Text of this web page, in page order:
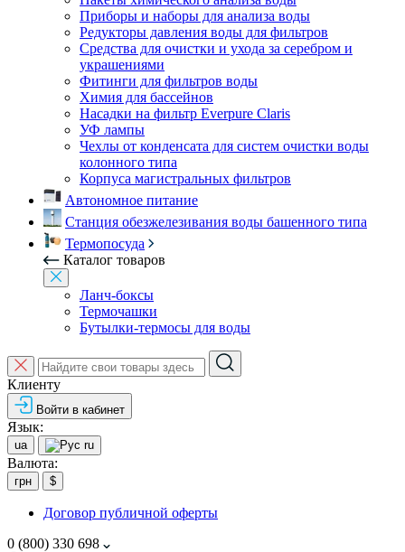
Приборы и наборы для анализа воды
Редукторы давления воды для фильтров
Средства для очистки и ухода за серебром и
украшениями
Фитинги для фильтров воды
Химия для бассейнов
Насадки на фильтр Everpure Claris
УФ лампы
Чехлы от конденсата для систем очистки воды
колонного типа
Корпуса магистральных фильтров
Автономное питание
Станция обезжелезивания воды башенного типа
Термопосуда
Каталог товаров
Ланч-боксы
Термочашки
Бутылки-термосы для воды
Клиенту
Войти в кабинет
Язык:
ua ru
Валюта:
грн $
Договор публичной оферты
0 (800) 330 698